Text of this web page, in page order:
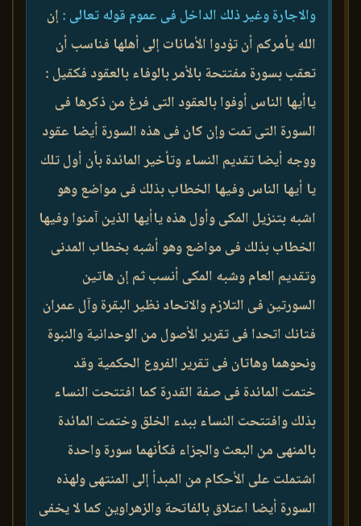
والاجارة وغير ذلك الداخل فى عموم قوله تعالى :إن
الله يأمركم أن تؤدوا الأمانات إلى أهلها فناسب أن
تعقب بسورة مفتتحة بالأمر بالوفاء بالعقود فكقيل :
ياأيها الناس أوفوا بالعقود التى فرغ من ذكرها فى
السورة التى تمت وإن كان فى هذه السورة أيضا عقود
ووجه أيضا تقديم النساء وتأخير المائدة بأن أول تلك
يا أيها الناس وفيها الخطاب بذلك فى مواضع وهو
اشبه بتنزيل المكى وأول هذه ياأيها الذين آمنوا وفيها
الخطاب بذلك فى مواضع وهو أشبه بخطاب المدنى
وتقديم العام وشبه المكى أنسب ثم إن هاتين
السورتين فى التلازم والاتحاد نظير البقرة وآل عمران
فتانك اتحدا فى تقرير الأصول من الوحدانية والنبوة
ونحوهما وهاتان فى تقرير الفروع الحكمية وقد
ختمت المائدة فى صفة القدرة كما افتتحت النساء
بذلك وافتتحت النساء ببدء الخلق وختمت المائدة
بالمنهى من البعث والجزاء فكأنهما سورة واحدة
اشتملت على الأحكام من المبدأ إلى المنتهى ولهذه
السورة أيضا اعتلاق بالفاتحة والزهراوين كما لا يخفى